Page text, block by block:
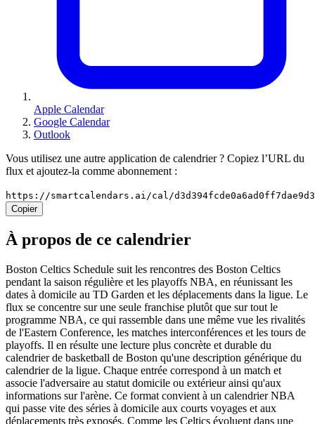
Apple Calendar
Google Calendar
Outlook
Vous utilisez une autre application de calendrier ? Copiez l’URL du
flux et ajoutez-la comme abonnement :
https://smartcalendars.ai/cal/
Copier
À propos de ce calendrier
Boston Celtics Schedule suit les rencontres des Boston Celtics
pendant la saison régulière et les playoffs NBA, en réunissant les
dates à domicile au TD Garden et les déplacements dans la ligue. Le
flux se concentre sur une seule franchise plutôt que sur tout le
programme NBA, ce qui rassemble dans une même vue les rivalités
de l'Eastern Conference, les matches interconférences et les tours de
playoffs. Il en résulte une lecture plus concrète et durable du
calendrier de basketball de Boston qu'une description générique du
calendrier de la ligue. Chaque entrée correspond à un match et
associe l'adversaire au statut domicile ou extérieur ainsi qu'aux
informations sur l'arène. Ce format convient à un calendrier NBA
qui passe vite des séries à domicile aux courts voyages et aux
déplacements très exposés. Comme les Celtics évoluent dans une